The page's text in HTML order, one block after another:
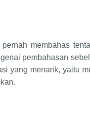
membahas
pembahasan
yang menarik, yaitu